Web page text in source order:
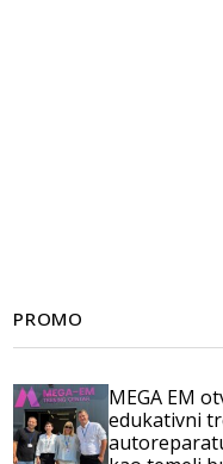
PROMO
MEGA EM
edukativni